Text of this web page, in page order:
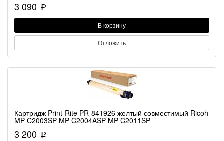
3 090 p
В корзину
Отложить
Картридж Print-Rite PR-841926 желтый совместимый Ricoh
MP C2003SP MP C2004ASP MP C2011SP
3 200 p